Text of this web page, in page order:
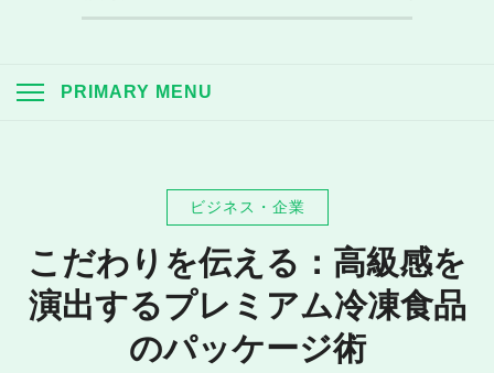
索:
PRIMARY MENU
ビジネス・企業
こだわりを伝える：高級感を
演出するプレミアム冷凍食品
のパッケージ術